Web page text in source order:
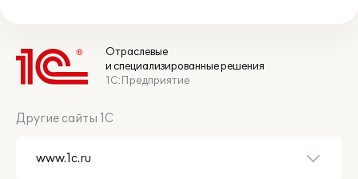
Отраслевые
и специализированные решения
1С:Предприятие
Другие сайты 1С